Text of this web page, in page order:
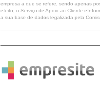
empresa a que se refere, sendo apenas
efeito, o Serviço de Apoio ao Cliente
a sua base de dados legalizada pela